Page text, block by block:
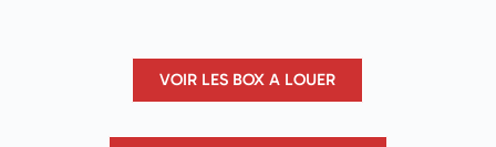
VOIR LES BOX A LOUER